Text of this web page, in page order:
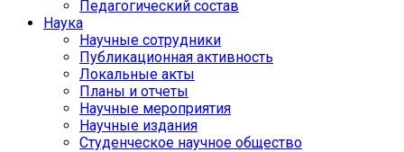
Педагогический состав
Наука
Научные сотрудники
Публикационная активность
Локальные акты
Планы и отчеты
Научные мероприятия
Научные издания
Студенческое научное общество